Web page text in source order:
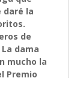
daré la
de
dama
mucho la
Premio